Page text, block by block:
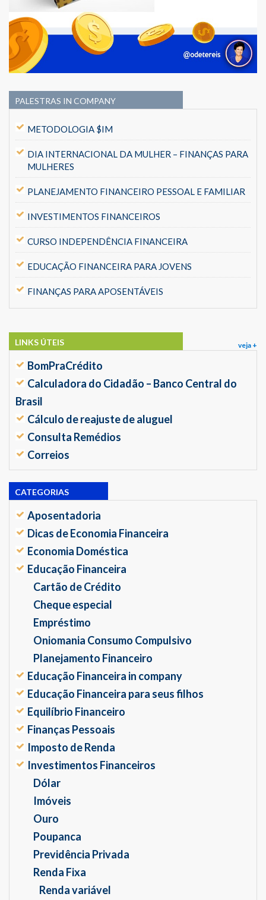
PALESTRAS IN COMPANY
METODOLOGIA $IM
DIA INTERNACIONAL DA MULHER – FINANÇAS PARA
MULHERES
PLANEJAMENTO FINANCEIRO PESSOAL E FAMILIAR
INVESTIMENTOS FINANCEIROS
CURSO INDEPENDÊNCIA FINANCEIRA
EDUCAÇÃO FINANCEIRA PARA JOVENS
FINANÇAS PARA APOSENTÁVEIS
veja +
LINKS ÚTEIS
BomPraCrédito
Calculadora do Cidadão – Banco Central do
Brasil
Cálculo de reajuste de aluguel
Consulta Remédios
Correios
CATEGORIAS
Aposentadoria
Dicas de Economia Financeira
Economia Doméstica
Educação Financeira
Cartão de Crédito
Cheque especial
Empréstimo
Oniomania Consumo Compulsivo
Planejamento Financeiro
Educação Financeira in company
Educação Financeira para seus filhos
Equilíbrio Financeiro
Finanças Pessoais
Imposto de Renda
Investimentos Financeiros
Dólar
Imóveis
Ouro
Poupanca
Previdência Privada
Renda Fixa
Renda variável